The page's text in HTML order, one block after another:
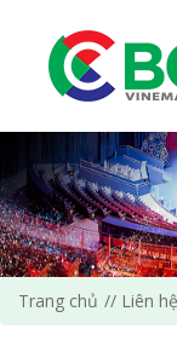
Trang chủ Liên hệ